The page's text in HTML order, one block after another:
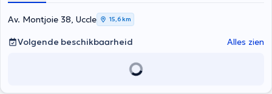
Av. Montjoie 38, Uccle 15,6 km
Volgende beschikbaarheid Alles zien